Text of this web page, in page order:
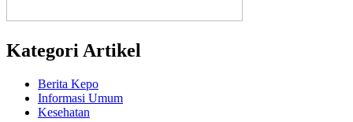
Kategori Artikel
Berita Kepo
Informasi Umum
Kesehatan